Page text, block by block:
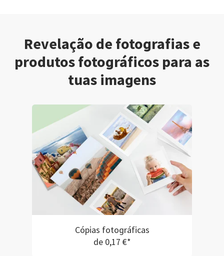
Revelação de fotografias e
produtos fotográficos para as
tuas imagens
Cópias fotográficas
de 0,17 €*